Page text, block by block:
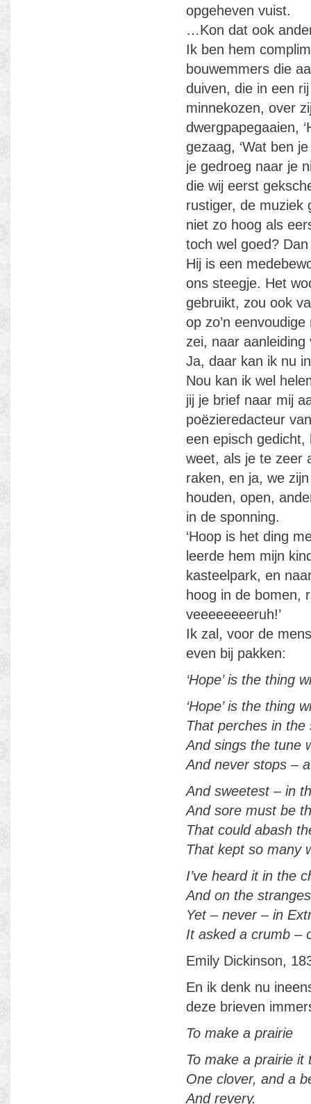
opgeheven vuist.
…Kon dat ook
Ik ben hem
bouwemmers die
duiven, die in een
minnekozen, over
dwergpapegaaien,
gezaag, ‘Wat ben
je gedroeg naar je
die wij eerst
rustiger, de muziek
niet zo hoog als
toch wel goed?
Hij is een
ons steegje. Het
gebruikt, zou ook
op zo’n
zei, naar aanleiding
Ja, daar kan ik nu
Nou kan ik wel
jij je brief naar mij
poëzieredacteur
een episch
weet, als je te zeer
raken, en ja, we
houden, open,
in de sponning.
‘Hoop is het ding
leerde hem mijn
kasteelpark, en
hoog in de bomen,
veeeeeeeeruh!’
Ik zal, voor de
even bij pakken:
‘Hope’ is the thing
‘Hope’ is the thing
That perches in the
And sings the tune
And never stops –
And sweetest – in
And sore must be
That could abash
That kept so many
I’ve heard it in the
And on the
Yet – never – in
It asked a crumb
Emily Dickinson,
En ik denk nu
deze brieven
To make a prairie
To make a prairie
One clover, and a
And revery.